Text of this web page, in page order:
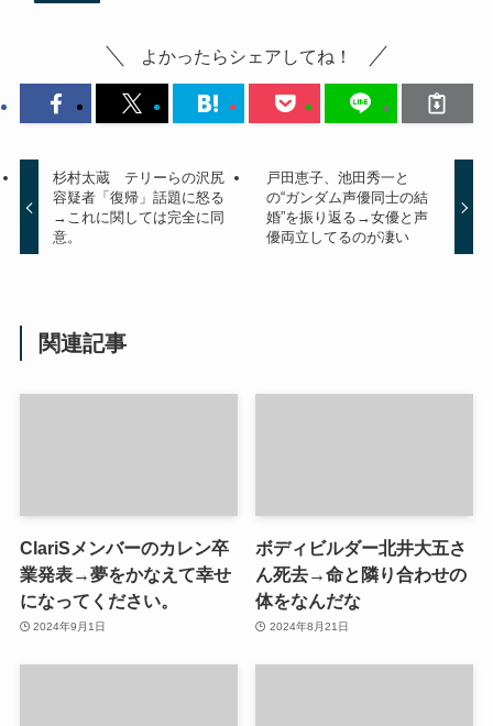
よかったらシェアしてね！
杉村太蔵 テリーらの沢尻
容疑者「復帰」話題に怒る
→これに関しては完全に同
意。
戸田恵子、池田秀一と
の“ガンダム声優同士の結
婚”を振り返る→女優と声
優両立してるのが凄い
関連記事
ClariSメンバーのカレン卒
業発表→夢をかなえて幸せ
になってください。
2024年9月1日
ボディビルダー北井大五さ
ん死去→命と隣り合わせの
体をなんだな
2024年8月21日